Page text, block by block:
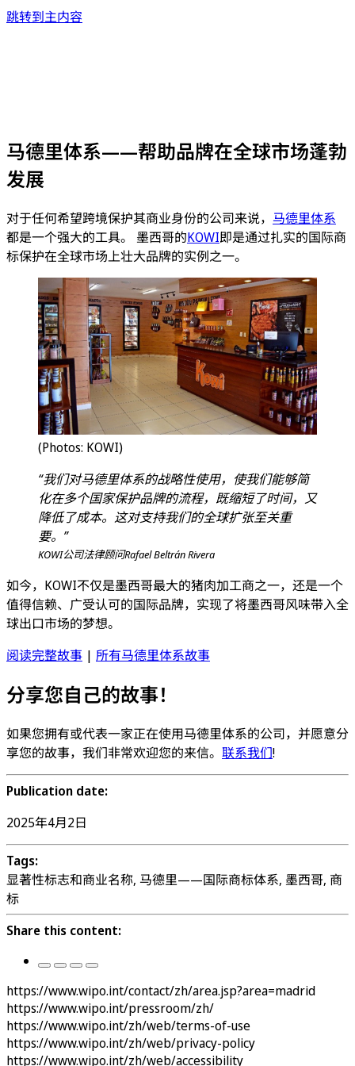
跳转到主内容
马德里体系——帮助品牌在全球市场蓬勃
发展
对于任何希望跨境保护其商业身份的公司来说， 马德里体系
都是一个强大的工具。 墨西哥的KOWI即是通过扎实的国际商
标保护在全球市场上壮大品牌的实例之一。
(Photos: KOWI)
“我们对马德里体系的战略性使用，使我们能够简
化在多个国家保护品牌的流程，既缩短了时间，又
降低了成本。这对支持我们的全球扩张至关重
要。”
KOWI公司法律顾问Rafael Beltrán Rivera
如今，KOWI不仅是墨西哥最大的猪肉加工商之一，还是一个
值得信赖、广受认可的国际品牌，实现了将墨西哥风味带入全
球出口市场的梦想。
阅读完整故事 | 所有马德里体系故事
分享您自己的故事！
如果您拥有或代表一家正在使用马德里体系的公司，并愿意分
享您的故事，我们非常欢迎您的来信。 联系我们!
Publication date:
2025年4月2日
Tags:
显著性标志和商业名称, 马德里——国际商标体系, 墨西哥, 商
标
Share this content:
https://www.wipo.int/contact/zh/area.jsp?area=madrid
https://www.wipo.int/pressroom/zh/
https://www.wipo.int/zh/web/terms-of-use
https://www.wipo.int/zh/web/privacy-policy
https://www.wipo.int/zh/web/accessibility